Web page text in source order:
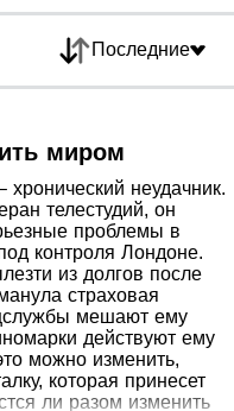
Последние
миром
хронический неудачник.
телестудий, он
проблемы в
контроля Лондоне.
из долгов после
страховая
мешают ему
действуют ему
можно изменить,
которая принесет
ли разом изменить